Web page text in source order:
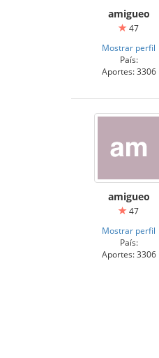
amigueo
47
Mostrar perfil
País:
Aportes: 3306
amigueo
47
Mostrar perfil
País:
Aportes: 3306